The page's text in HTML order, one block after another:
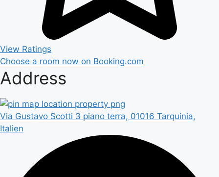
View Ratings
Choose a room now on Booking.com
Address
Via Gustavo Scotti 3 piano terra, 01016 Tarquinia,
Italien